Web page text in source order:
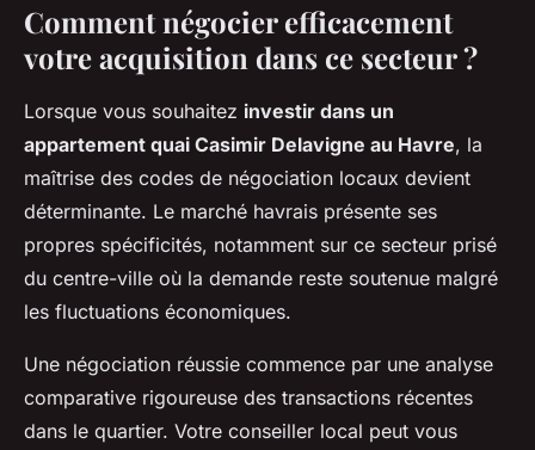
Comment négocier efficacement
votre acquisition dans ce secteur ?
Lorsque vous souhaitez investir dans un
appartement quai Casimir Delavigne au Havre, la
maîtrise des codes de négociation locaux devient
déterminante. Le marché havrais présente ses
propres spécificités, notamment sur ce secteur prisé
du centre-ville où la demande reste soutenue malgré
les fluctuations économiques.
Une négociation réussie commence par une analyse
comparative rigoureuse des transactions récentes
dans le quartier. Votre conseiller local peut vous